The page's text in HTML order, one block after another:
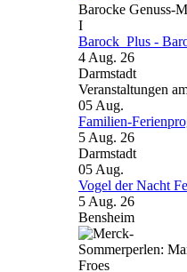
Barock_Plus -
4 Aug. 26
Darmstadt
Veranstaltungen
05 Aug.
Familien-
5 Aug. 26
Darmstadt
05 Aug.
Vogel der Nacht
5 Aug. 26
Bensheim